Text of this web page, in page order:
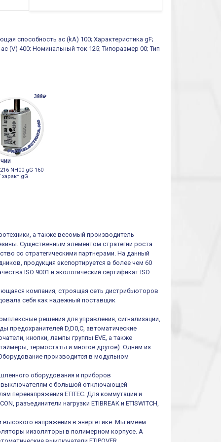
способность ac (kA) 100; Характеристика gF;
(V) 400; Номинальный ток 125; Типоразмер 00; Тип
388₽
NH00 gG 160
характ gG
а также весомый производитель
Существенным элементом стратегии роста
со стратегическими партнерами. На данный
продукция экспортируется в более чем 60
ISO 9001 и экологический сертификат ISO
компания, строящая сеть дистрибьюторов
себя как надежный поставщик
решения для управления, сигнализации,
предохранителей D,D0,C, автоматические
кнопки, лампы группы EVE, а также
термостаты и многое другое). Одним из
производится в модульном
оборудования и приборов
выключателям с большой отключающей
перенапряжения ETITEC. Для коммутации и
разъединители нагрузки ETIBREAK и ETISWITCH,
высокого напряжения в энергетике. Мы имеем
иизоляторы в полимерном корпусе. А